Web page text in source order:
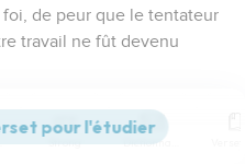
de peur que le tentateur
travail ne fût devenu
de bonnes nouvelles de
Strong